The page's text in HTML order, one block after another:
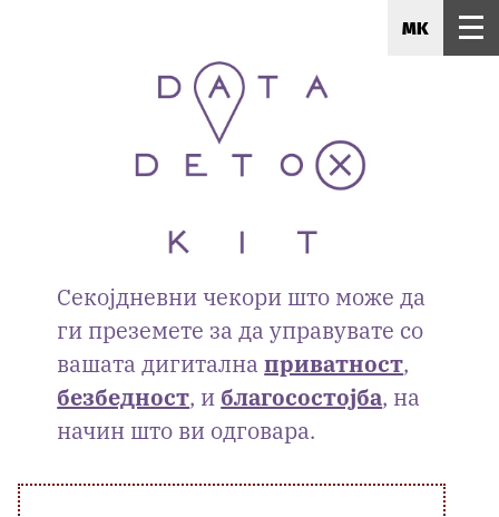
MK
Секојдневни чекори што може да
ги преземете за да управувате со
вашата дигиталнаприватност,
безбедност, и благосостојба, на
начин што ви одговара.